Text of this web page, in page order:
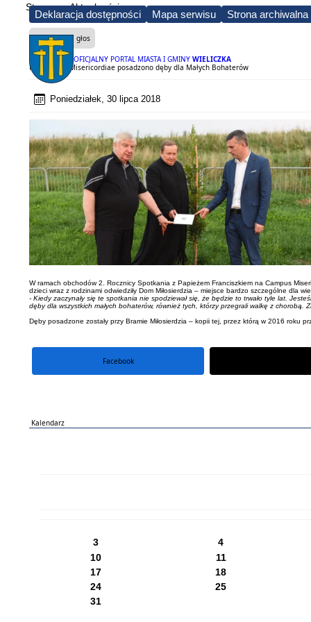
Deklaracja dostępności Mapa serwisu Strona archiwalna
OFICJALNY PORTAL MIASTA I GMINY WIELICZKA
Strona Aktualności
Czytaj na głos
Na Campus Misericordiae posadzono dęby dla Małych Bohaterów
Poniedziałek, 30 lipca 2018
W ramach obchodów 2. Rocznicy Spotkania z Papieżem Franciszkiem na Campus
dzieci wraz z rodzinami odwiedziły Dom Miłosierdzia – miejsce bardzo szczególne dla
- Kiedy zaczynały się te spotkania nie spodziewał się, że będzie to trwało tyle lat.
dęby dla wszystkich małych bohaterów, również tych, którzy przegrali walkę z chorobą.
Dęby posadzone zostały przy Bramie Miłosierdzia – kopii tej, przez którą w 2016 roku
Facebook
Kalendarz
3
4
10
11
17
18
24
25
31